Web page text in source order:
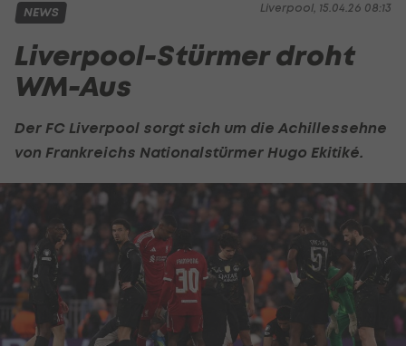
Liverpool, 15.04.26 08:13
NEWS
Liverpool-Stürmer droht
WM-Aus
Der FC Liverpool sorgt sich um die Achillessehne
von Frankreichs Nationalstürmer Hugo Ekitiké.